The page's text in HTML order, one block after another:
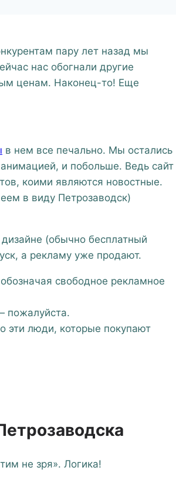
пару лет назад мы
нас обогнали другие
ценам. Наконец-то! Еще
в нем все печально. Мы остались
и побольше. Ведь сайт
коими являются новостные.
в виду Петрозаводск)
(обычно бесплатный
а рекламу уже продают.
свободное рекламное
пожалуйста.
эти люди, которые покупают
не зря». Логика!